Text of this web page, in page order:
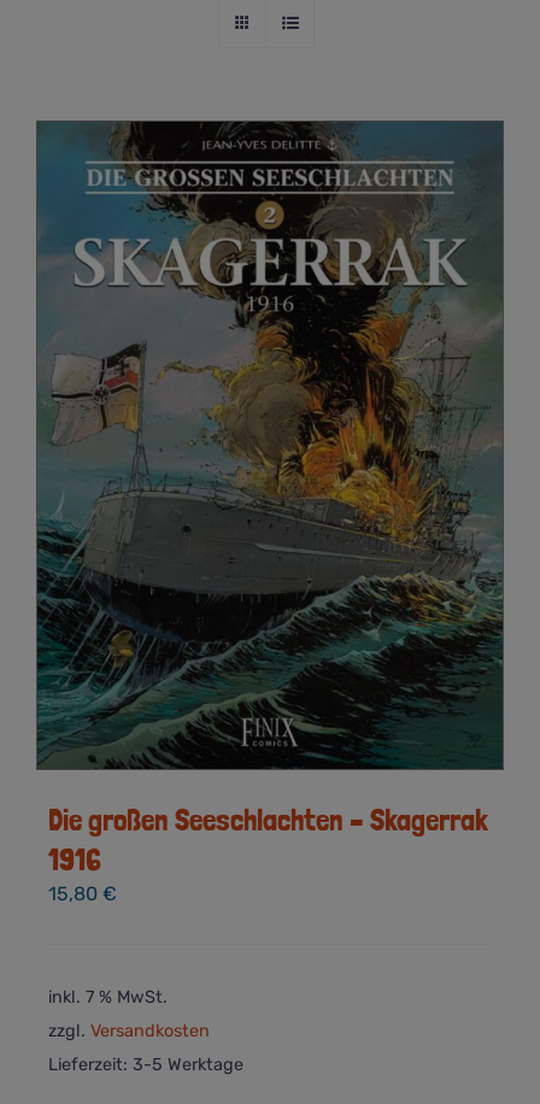
Die großen Seeschlachten – Skagerrak
1916
15,80 €
inkl. 7 % MwSt.
zzgl. Versandkosten
Lieferzeit: 3-5 Werktage